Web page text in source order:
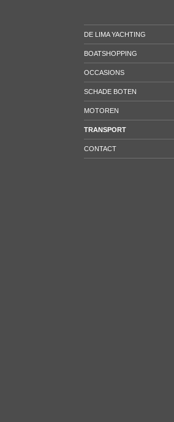
DE LIMA YACHTING
BOATSHOPPING
OCCASIONS
SCHADE BOTEN
MOTOREN
TRANSPORT
CONTACT